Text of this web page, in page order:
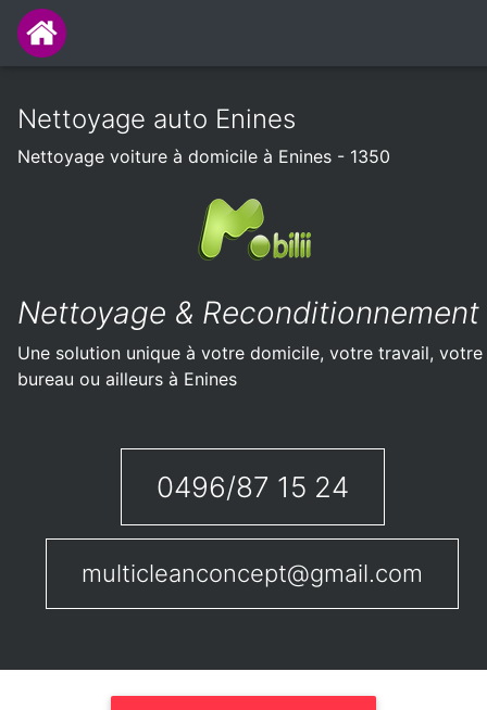
Nettoyage auto Enines
Nettoyage voiture à domicile à Enines - 1350
Nettoyage & Reconditionnement
Une solution unique à votre domicile, votre travail, votre
bureau ou ailleurs à Enines
0496/87 15 24
multicleanconcept@gmail.com